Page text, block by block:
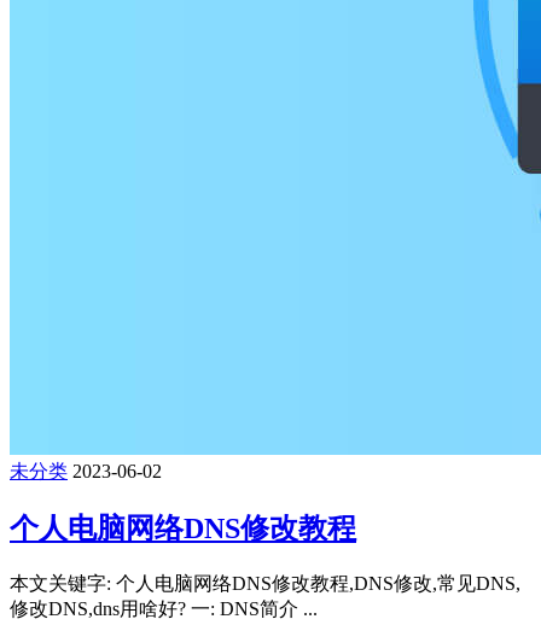
未分类 2023-06-02
个人电脑网络DNS修改教程
本文关键字: 个人电脑网络DNS修改教程,DNS修改,常见DNS,
修改DNS,dns用啥好? 一: DNS简介 ...